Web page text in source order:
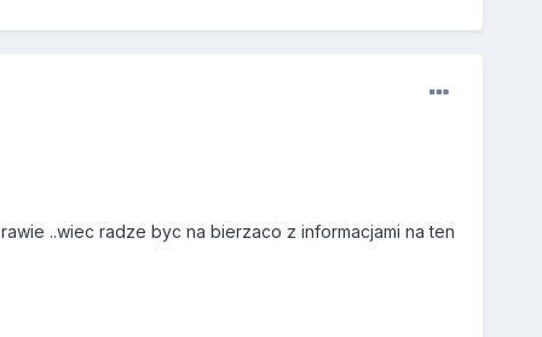
..wiec radze byc na bierzaco z informacjami na ten